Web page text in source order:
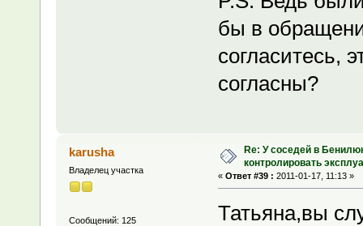
бы в
согласитесь,
согласны?
karusha
Владелец участка
Сообщений: 125
Re: У соседей в
контролировать
« Ответ #39 : 2011-01-17, 11:13 »
Татьяна,вы